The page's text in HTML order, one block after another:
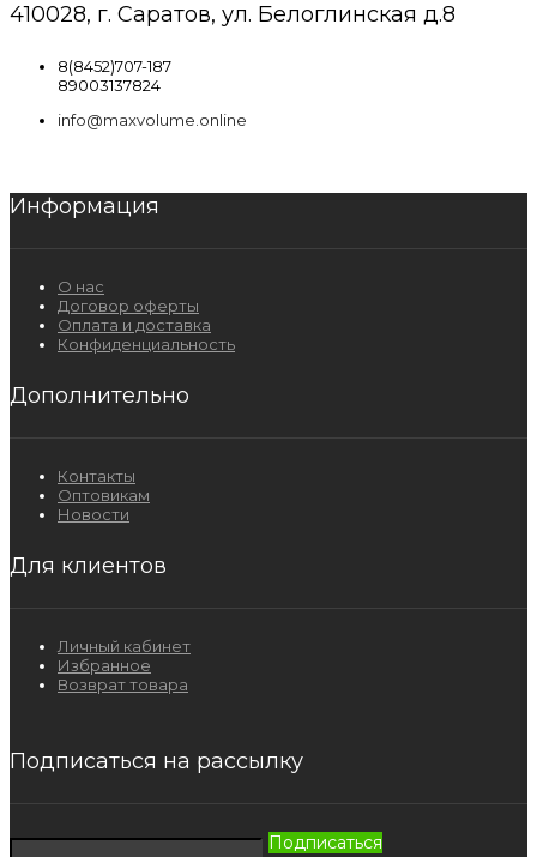
410028, г. Саратов, ул. Белоглинская д.8
8(8452)707-187
89003137824
info@maxvolume.online
Информация
О нас
Договор оферты
Оплата и доставка
Конфиденциальность
Дополнительно
Контакты
Оптовикам
Новости
Для клиентов
Личный кабинет
Избранное
Возврат товара
Подписаться на рассылку
Подписаться